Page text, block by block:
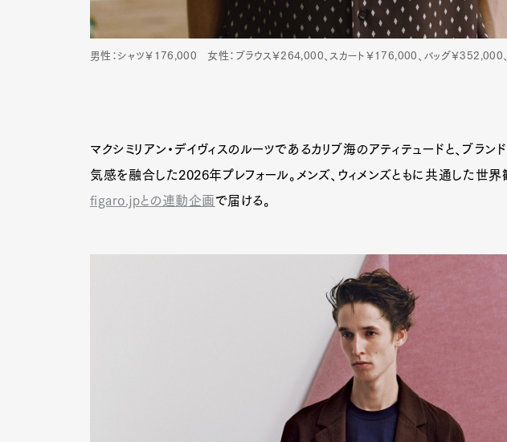
男性：シャツ￥176,000 女性：ブラウス￥264,000、スカート￥176,000、バッグ￥352,000、
マクシミリアン・デイヴィスのルーツであるカリブ海のアティテュードと、ブラ
気感を融合した2026年プレフォール。メンズ、ウィメンズともに共通した世界
figaro.jpとの連動企画で届ける。